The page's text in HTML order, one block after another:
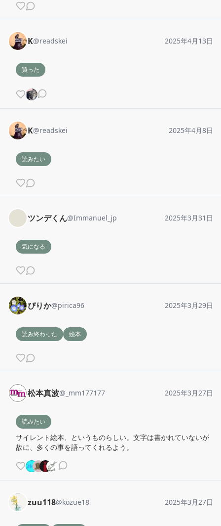
K@readskei 2025年4月13日
買った
K@readskei 2025年4月8日
読みたい
ツンデくん@Immanuel_jp 2025年3月31日
気になる
ぴりか@pirica96 2025年3月29日
読み終わった 絵本
松本真波@ _mm177177 2025年3月27日
読みたい
サイレント絵本、というものらしい。文字は書かれていないが
故に、多くの事を語ってくれるよう。
zuu118@kozue18 2025年3月27日